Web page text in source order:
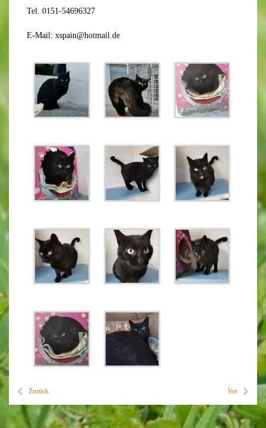
Tel. 0151-54696327
E-Mail: xspain@hotmail.de
Zurück Vor